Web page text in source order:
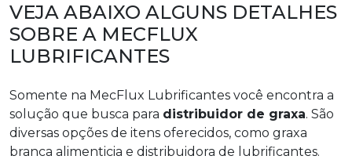
VEJA ABAIXO ALGUNS DETALHES
SOBRE A MECFLUX
LUBRIFICANTES
Somente na MecFlux Lubrificantes você encontra a
solução que busca para distribuidor de graxa. São
diversas opções de itens oferecidos, como graxa
branca alimenticia e distribuidora de lubrificantes.